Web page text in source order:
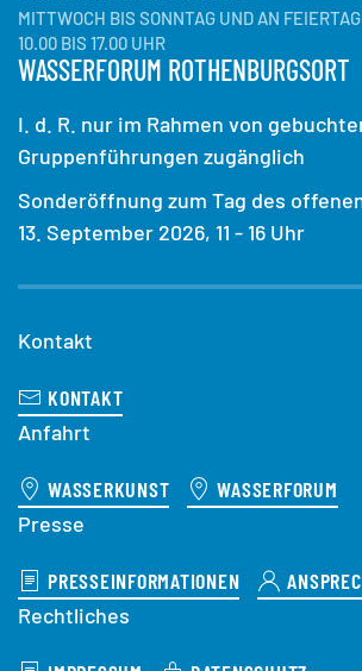
MITTWOCH BIS SONNTAG UND AN
10.00 BIS 17.00 UHR
WASSERFORUM ROTHENBURGSORT
I. d. R. nur im Rahmen von
Gruppenführungen zugänglich
Sonderöffnung zum Tag des
13. September 2026, 11 - 16 Uhr
Kontakt
KONTAKT
Anfahrt
WASSERKUNST
WASSERFORUM
Presse
PRESSEINFORMATIONEN
Rechtliches